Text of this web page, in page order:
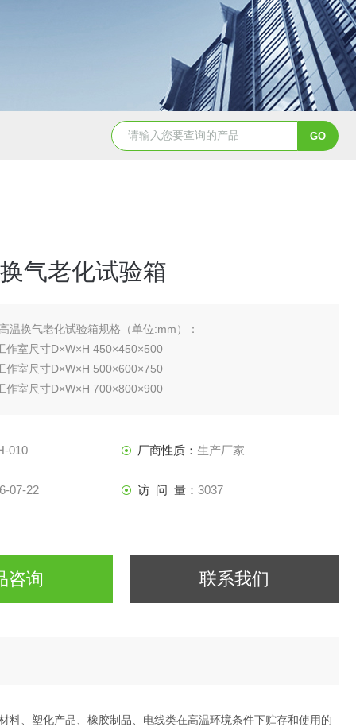
YSCYS-010臭氧老化试验设备
气老化试验箱
温换气老化试验箱规格（单位:mm）：
作室尺寸D×W×H 450×450×500
作室尺寸D×W×H 500×600×750
作室尺寸D×W×H 700×800×900
010 厂商性质： 生产厂家
07-22 访 问 量： 3037
咨询 联系我们
、塑化产品、橡胶制品、电线类在高温环境条件下贮存和使用的